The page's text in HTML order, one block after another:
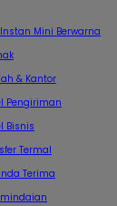
Mini Berwarna
& Kantor
Pengiriman
Bisnis
Termal
Terima